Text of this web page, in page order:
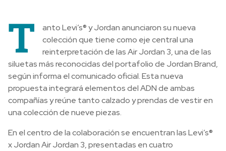
T
anto Levi’s® y Jordan anunciaron su nueva
colección que tiene como eje central una
reinterpretación de las Air Jordan 3, una de las
siluetas más reconocidas del portafolio de Jordan Brand,
según informa el comunicado oficial. Esta nueva
propuesta integrará elementos del ADN de ambas
compañías y reúne tanto calzado y prendas de vestir en
una colección de nueve piezas.
En el centro de la colaboración se encuentran las Levi’s®
x Jordan Air Jordan 3, presentadas en cuatro